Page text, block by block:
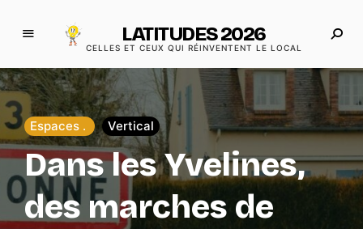
LATITUDES 2026
CELLES ET CEUX QUI RÉINVENTENT LE LOCAL
Espaces Vertical
Dans les Yvelines,
des marches de